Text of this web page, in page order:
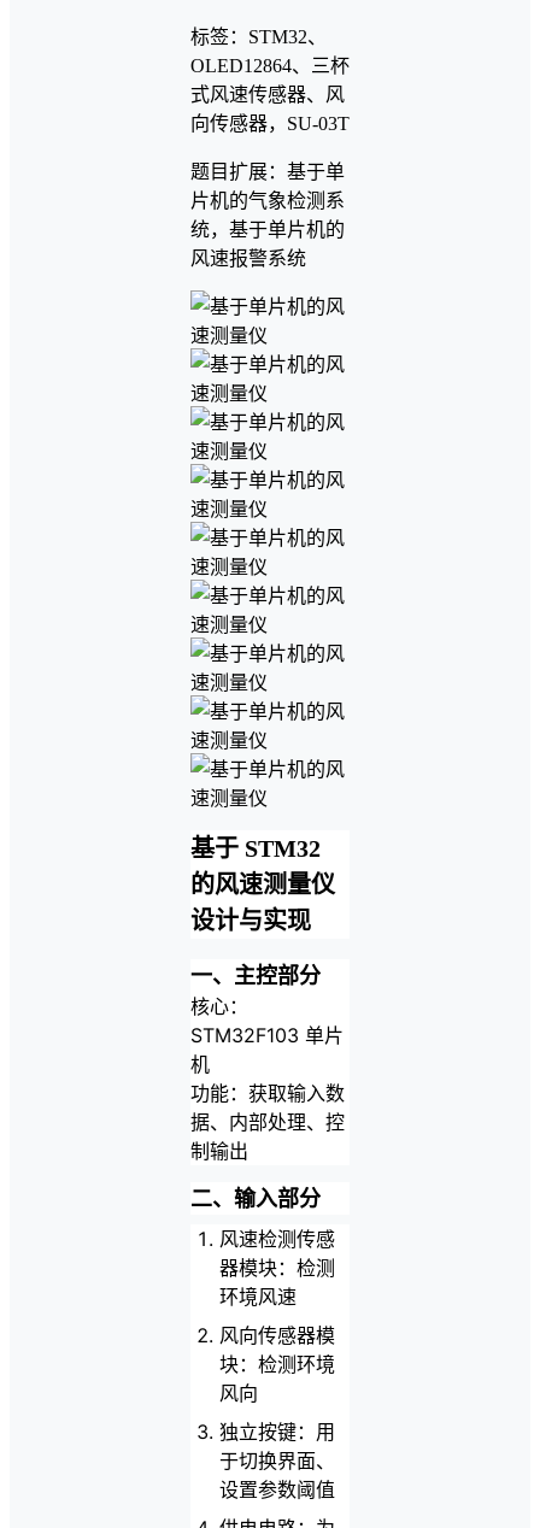
标签：STM32、
OLED12864、三杯
式风速传感器、风
向传感器，SU-03T
题目扩展：基于单
片机的气象检测系
统，基于单片机的
风速报警系统
基于 STM32
的风速测量仪
设计与实现
一、主控部分
核心：
STM32F103 单片
机
功能：获取输入数
据、内部处理、控
制输出
二、输入部分
风速检测传感
器模块：检测
环境风速
风向传感器模
块：检测环境
风向
独立按键：用
于切换界面、
设置参数阈值